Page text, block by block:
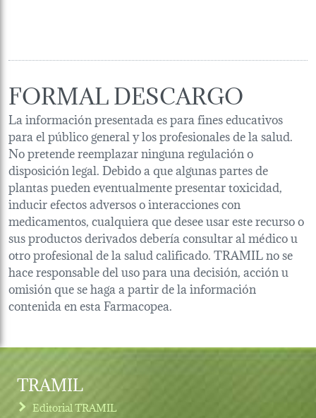
FORMAL DESCARGO
La información presentada es para fines educativos
para el público general y los profesionales de la salud.
No pretende reemplazar ninguna regulación o
disposición legal. Debido a que algunas partes de
plantas pueden eventualmente presentar toxicidad,
inducir efectos adversos o interacciones con
medicamentos, cualquiera que desee usar este recurso o
sus productos derivados debería consultar al médico u
otro profesional de la salud calificado. TRAMIL no se
hace responsable del uso para una decisión, acción u
omisión que se haga a partir de la información
contenida en esta Farmacopea.
TRAMIL
Editorial TRAMIL